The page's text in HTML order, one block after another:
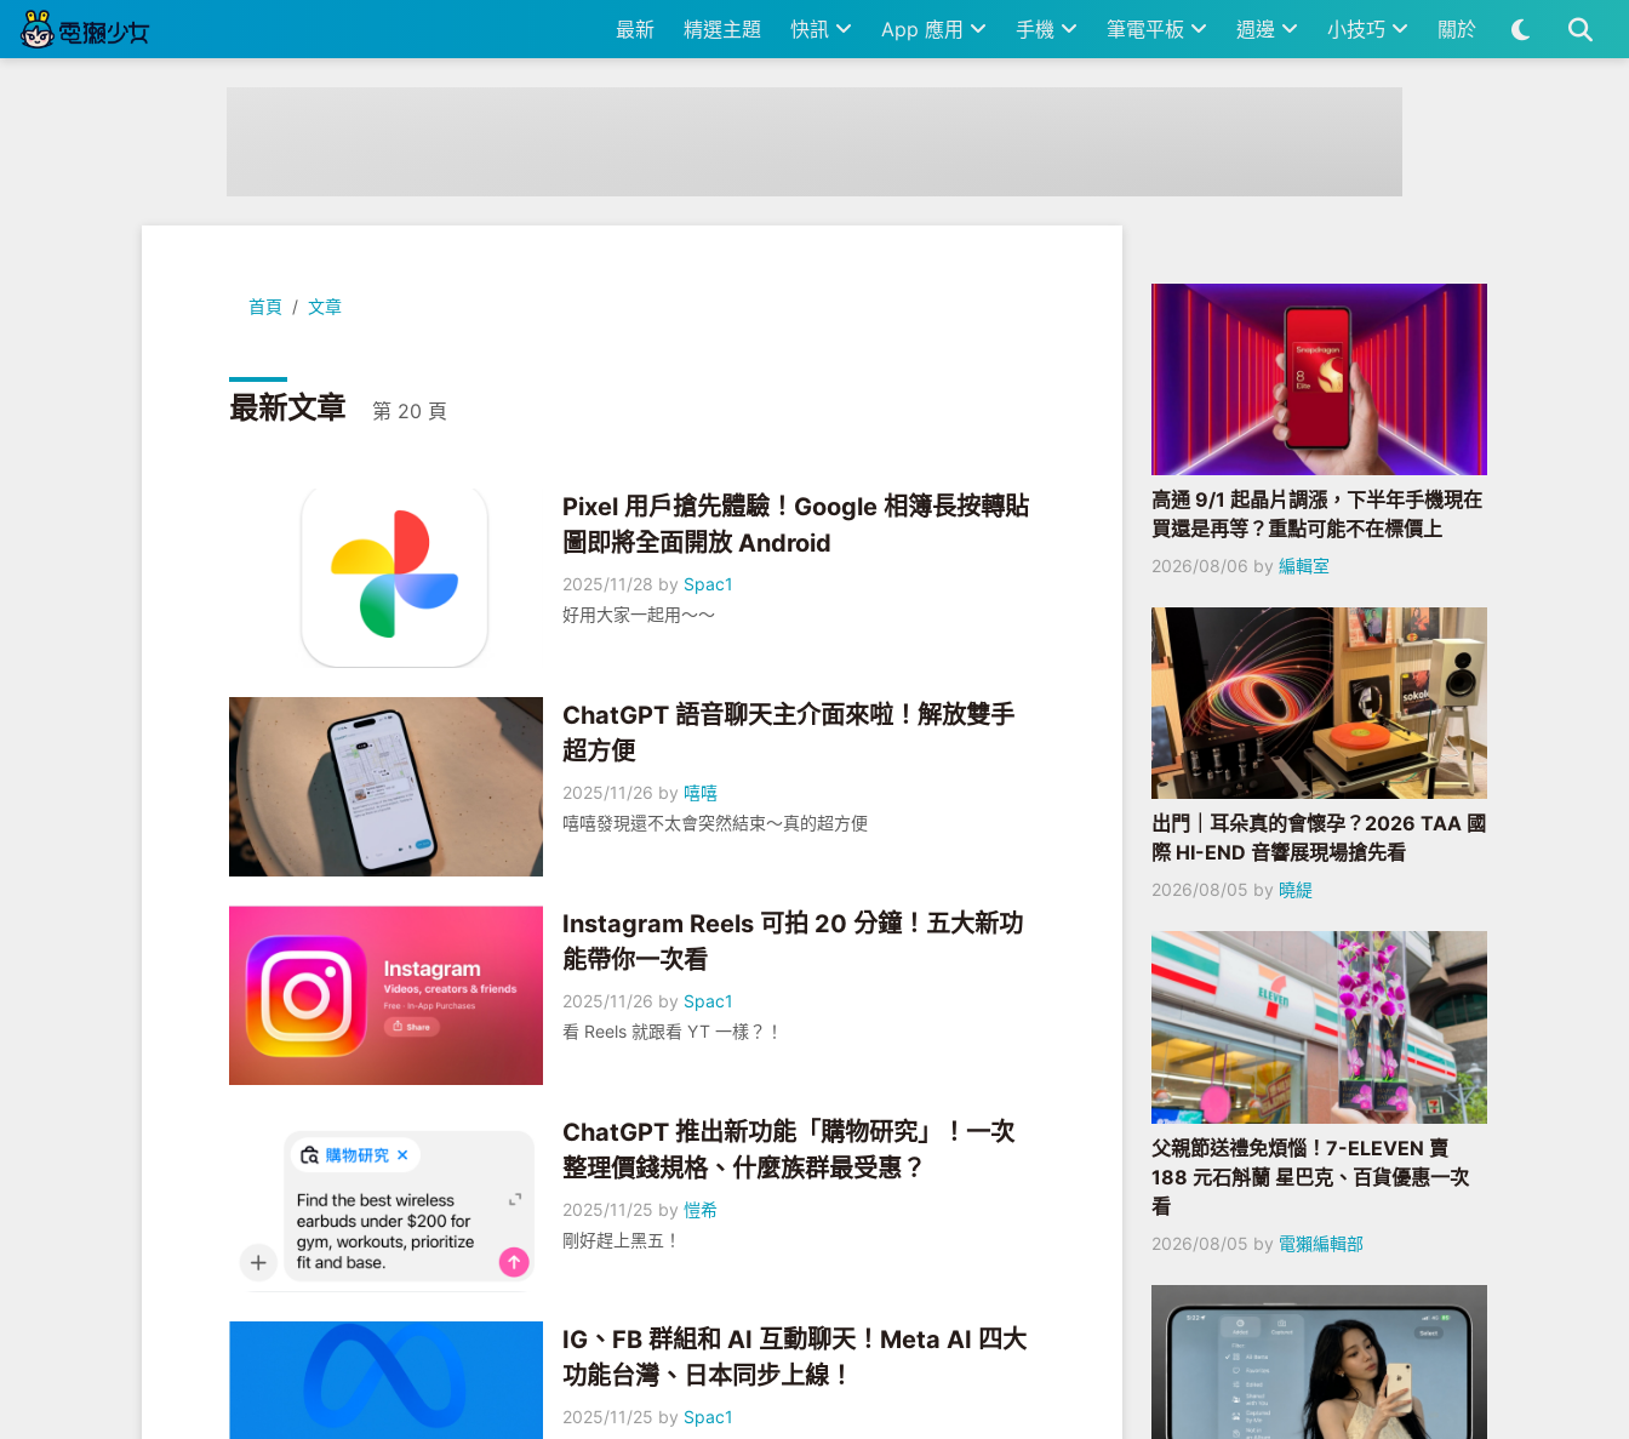
最新 精選主題 快訊 App 應用 手機 筆電平板 週邊 小技巧 關於
首頁 文章
最新文章 第 20 頁
Pixel 用戶搶先體驗！Google 相簿長按轉貼
圖即將全面開放 Android
2025/11/28 by Spac1
好用大家一起用～～
ChatGPT 語音聊天主介面來啦！解放雙手
超方便
2025/11/26 by 嘻嘻
嘻嘻發現還不太會突然結束～真的超方便
Instagram Reels 可拍 20 分鐘！五大新功
能帶你一次看
2025/11/26 by Spac1
看 Reels 就跟看 YT 一樣？！
ChatGPT 推出新功能「購物研究」！一次
整理價錢規格、什麼族群最受惠？
2025/11/25 by愷希
剛好趕上黑五！
IG、FB 群組和 AI 互動聊天！Meta AI 四大
功能台灣、日本同步上線！
2025/11/25 by Spac1
高通 9/1 起晶片調漲，下半年手機現在
買還是再等？重點可能不在標價上
2026/08/06 by 編輯室
出門｜耳朵真的會懷孕？2026 TAA 國
際 HI-END 音響展現場搶先看
2026/08/05 by 曉緹
父親節送禮免煩惱！7-ELEVEN 賣
188 元石斛蘭 星巴克、百貨優惠一次
看
2026/08/05 by 電獺編輯部